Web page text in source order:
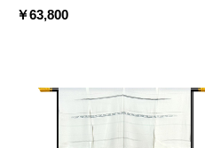
￥63,800